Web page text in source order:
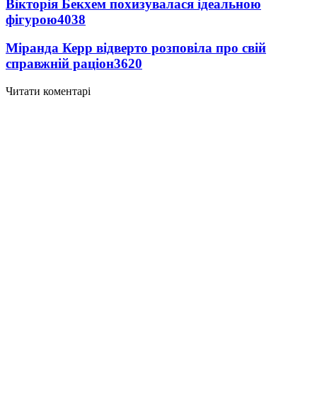
Вікторія Бекхем похизувалася ідеальною
фігурою4038
Міранда Керр відверто розповіла про свій
справжній раціон3620
Читати коментарі